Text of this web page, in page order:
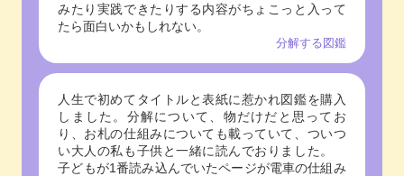
みたり実践できたりする内容がちょこっと入って
たら面白いかもしれない。
分解する図鑑
人生で初めてタイトルと表紙に惹かれ図鑑を購入
しました。分解について、物だけだと思ってお
り、お札の仕組みについても載っていて、ついつ
い大人の私も子供と一緒に読んでおりました。
子どもが1番読み込んでいたページが電車の仕組み